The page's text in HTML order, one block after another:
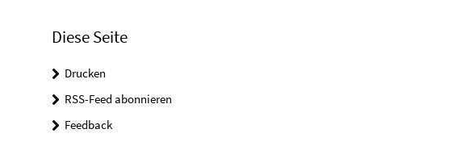
Diese Seite
Drucken
RSS-Feed abonnieren
Feedback